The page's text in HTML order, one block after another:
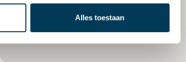
Alles toestaan